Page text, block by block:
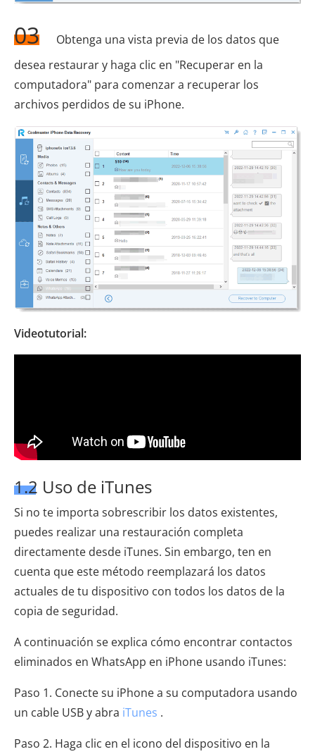
03
Obtenga una vista previa de los datos que
desea restaurar y haga clic en "Recuperar en la
computadora" para comenzar a recuperar los
archivos perdidos de su iPhone.
Videotutorial:
1.2 Uso de iTunes
Si no te importa sobrescribir los datos existentes,
puedes realizar una restauración completa
directamente desde iTunes. Sin embargo, ten en
cuenta que este método reemplazará los datos
actuales de tu dispositivo con todos los datos de la
copia de seguridad.
A continuación se explica cómo encontrar contactos
eliminados en WhatsApp en iPhone usando iTunes:
Paso 1. Conecte su iPhone a su computadora usando
un cable USB y abra iTunes .
Paso 2. Haga clic en el icono del dispositivo en la